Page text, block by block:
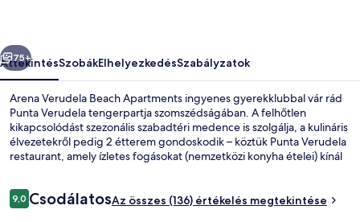
Következő
75+
ÁttekintésSzobákElhelyezkedésSzabályzatok
Arena Verudela Beach Apartments ingyenes gyerekklubbal vár rád
Punta Verudela tengerpartja szomszédságában. A felhőtlen
kikapcsolódást szezonális szabadtéri medence is szolgálja, a kulináris
élvezetekről pedig 2 étterem gondoskodik – köztük Punta Verudela
restaurant, amely ízletes fogásokat (nemzetközi konyha ételei) kínál
mikrohullámú sütő is található.
Értékelések
9,09,0 ennyiből: 10
CsodálatosAz összes (136) értékelés megtekintése